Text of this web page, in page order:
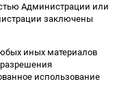
Администрации или
заключены
иных материалов
использование